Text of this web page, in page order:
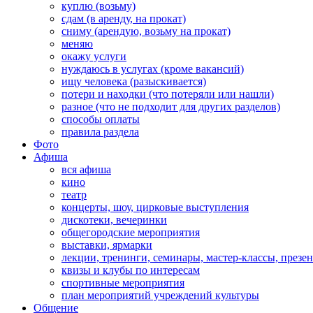
куплю (возьму)
сдам (в аренду, на прокат)
сниму (арендую, возьму на прокат)
меняю
окажу услуги
нуждаюсь в услугах (кроме вакансий)
ищу человека (разыскивается)
потери и находки (что потеряли или нашли)
разное (что не подходит для других разделов)
способы оплаты
правила раздела
Фото
Афиша
вся афиша
кино
театр
концерты, шоу, цирковые выступления
дискотеки, вечеринки
общегородские мероприятия
выставки, ярмарки
лекции, тренинги, семинары, мастер-классы,
квизы и клубы по интересам
спортивные мероприятия
план мероприятий учреждений культуры
Общение